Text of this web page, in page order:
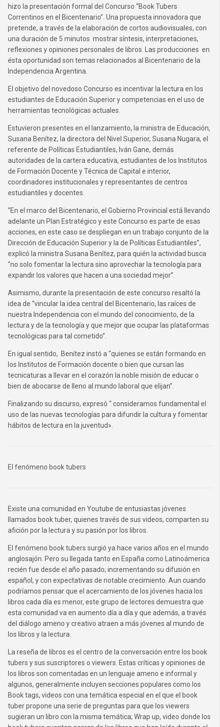
hizo la presentación formal del Concurso “Book Tubers
Correntinos en el Bicentenario”. Una propuesta innovadora que
pretende, a través de la elaboración de cortos audiovisuales, con
una duración de 5 minutos mostrar síntesis, interpretaciones,
reflexiones y opiniones personales de libros. Las producciones en
ésta oportunidad son temas relacionados al Bicentenario de la
Independencia Argentina.
El objetivo del novedoso Concurso es incentivar la lectura en los
estudiantes de Educación Superior y competencias en el uso de
herramientas tecnológicas actuales.
Estuvieron presentes en el lanzamiento, la ministra de Educación,
Susana Benítez, la directora del Nivel Superior, Susana Nugara, el
referente de Políticas Estudiantiles, Iván Gane, demás
autoridades de la cartera educativa, estudiantes de los Institutos
de Formación Docente y Técnica de Capital e interior,
coordinadores institucionales y representantes de centros
estudiantiles y docentes.
“En el marco del Bicentenario, el Gobierno Provincial está llevando
adelante un Plan Estratégico y este Concurso es parte de esas
acciones, en este caso se despliegan en un trabajo conjunto de la
Dirección de Educación Superior y la de Políticas Estudiantiles”,
explicó la ministra Susana Benítez, para quién la actividad busca
“no solo fomentar la lectura sino aprovechar la tecnología para
expandir los valores que hacen a una sociedad mejor”.
Asimismo, durante la presentación de este concurso resaltó la
idea de “vincular la idea central del Bicentenario, las raíces de
nuestra Independencia con el mundo del conocimiento, de la
lectura y de la tecnología y que mejor que ocupar las plataformas
tecnológicas para tal cometido”.
En igual sentido, Benítez instó a “quienes se están formando en
los Institutos de Formación docente o bien que cursan las
tecnicaturas a llevar en el corazón la noble misión de educar o
bien de abocarse de lleno al mundo laboral que elijan”.
Finalizando su discurso, expresó “ consideramos fundamental el
uso de las nuevas tecnologías para difundir la cultura y fomentar
hábitos de lectura en la juventud».
El fenómeno book tubers
Existe una comunidad en Youtube de entusiastas jóvenes
llamados book tuber, quienes través de sus videos, comparten su
afición por la lectura y su pasión por los libros.
El fenómeno book tubers surgió ya hace varios años en el mundo
anglosajón. Pero su llegada tanto en España como Latinoámerica
recién fue desde el año pasado; incrementando su difusión en
español, y con expectativas de notable crecimiento. Aun cuando
podríamos pensar que el acercamiento de los jóvenes hacia los
libros cada día es menor, este grupo de lectores demuestra que
esta comunidad va en aumento día a día y que además, a través
del diálogo ameno y creativo atraen a más jóvenes al mundo de
los libros y la lectura.
La reseña de libros es el centro de la conversación entre los book
tubers y sus suscriptores o viewers. Estas críticas y opiniones de
los libros son comentadas en un lenguaje ameno e informal y
algunos, generalmente incluyen secciones populares como los
Book tags, videos con una temática especial en el que el book
tuber propone una serie de preguntas para que los viewers
sugieran un libro con la misma temática; Wrap up, video donde los